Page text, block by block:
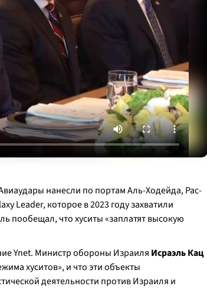
нанесли по портам Аль-Ходейда, Рас-
Leader, которое в 2023 году захватили
пообещал, что хуситы «заплатят высокую
Ynet. Министр обороны Израиля Исраэль Кац
хуситов», и что эти объекты
деятельности против Израиля и